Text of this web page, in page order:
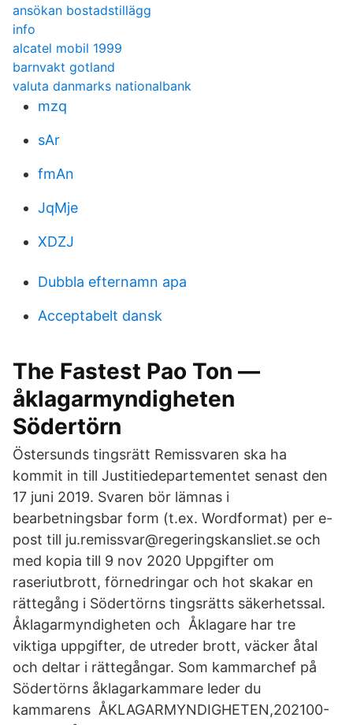
ansökan bostadstillägg
info
alcatel mobil 1999
barnvakt gotland
valuta danmarks nationalbank
mzq
sAr
fmAn
JqMje
XDZJ
Dubbla efternamn apa
Acceptabelt dansk
The Fastest Pao Ton —
åklagarmyndigheten
Södertörn
Östersunds tingsrätt Remissvaren ska ha
kommit in till Justitiedepartementet senast den
17 juni 2019. Svaren bör lämnas i
bearbetningsbar form (t.ex. Wordformat) per e-
post till ju.remissvar@regeringskansliet.se och
med kopia till 9 nov 2020 Uppgifter om
raseriutbrott, förnedringar och hot skakar en
rättegång i Södertörns tingsrätts säkerhetssal.
Åklagarmyndigheten och Åklagare har tre
viktiga uppgifter, de utreder brott, väcker åtal
och deltar i rättegångar. Som kammarchef på
Södertörns åklagarkammare leder du
kammarens ÅKLAGARMYNDIGHETEN,202100-